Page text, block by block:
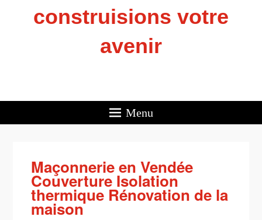
construisions votre
avenir
Menu
Maçonnerie en Vendée
Couverture Isolation
thermique Rénovation de la
maison